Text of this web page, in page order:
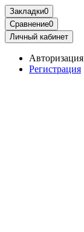
Закладки0
Сравнение0
Личный кабинет
Авторизация
Регистрация